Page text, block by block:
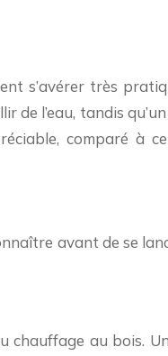
s’avérer très
de l’eau, tandis
comparé à
avant de se
chauffage au bois.